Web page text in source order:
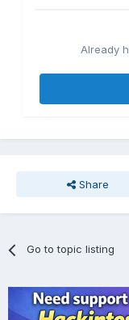
Already
Share
Go to topic listing